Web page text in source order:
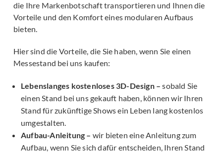
die Ihre Markenbotschaft transportieren und Ihnen die
Vorteile und den Komfort eines modularen Aufbaus
bieten.
Hier sind die Vorteile, die Sie haben, wenn Sie einen
Messestand bei uns kaufen:
Lebenslanges kostenloses 3D-Design – sobald Sie
einen Stand bei uns gekauft haben, können wir Ihren
Stand für zukünftige Shows ein Leben lang kostenlos
umgestalten.
Aufbau-Anleitung – wir bieten eine Anleitung zum
Aufbau, wenn Sie sich dafür entscheiden, Ihren Stand